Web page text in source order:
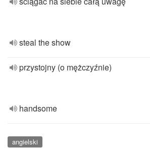
steal the show
przystojny (o mężczyźnie)
handsome
angielski